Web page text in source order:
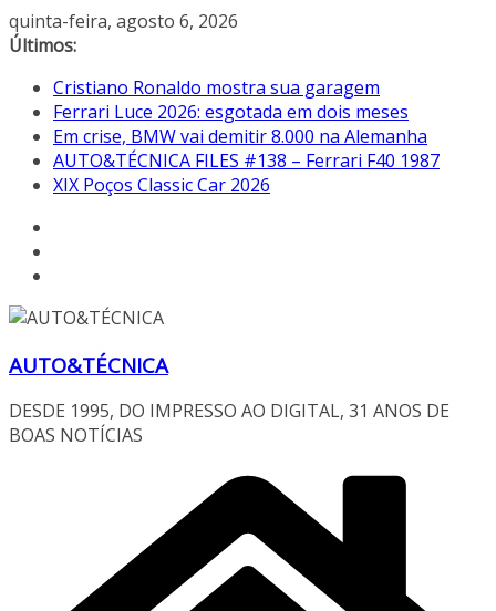
Pular
para
conteúdo
quinta-feira, agosto 6, 2026
Últimos:
Cristiano Ronaldo mostra sua garagem
Ferrari Luce 2026: esgotada em dois meses
Em crise, BMW vai demitir 8.000 na Alemanha
AUTO&TÉCNICA FILES #138 – Ferrari F40 1987
XIX Poços Classic Car 2026
AUTO&TÉCNICA
DESDE 1995, DO IMPRESSO AO DIGITAL, 31 ANOS DE
BOAS NOTÍCIAS